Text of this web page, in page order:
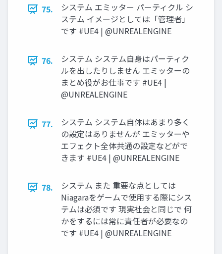
75.
システム エミッター パーティクル シ
ステム イメージとしては「管理者」
です #UE4 | @UNREALENGINE
76.
システム システム自身はパーティク
ルを出したりしません エミッターの
まとめ役がお仕事です #UE4 |
@UNREALENGINE
77.
システム システム自体はあまり多く
の設定はありませんが エミッターや
エフェクト全体共通の設定などがで
きます #UE4 | @UNREALENGINE
78.
システム また 重要な点としては
Niagaraをゲームで使用する際にシス
テムは必須です 現実社会と同じで 何
かをするには常に責任者が必要なの
です #UE4 | @UNREALENGINE